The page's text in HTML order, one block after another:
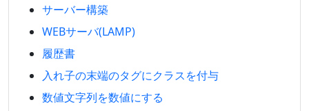
サーバー構築
WEBサーバ(LAMP)
履歴書
入れ子の末端のタグにクラスを付与
数値文字列を数値にする